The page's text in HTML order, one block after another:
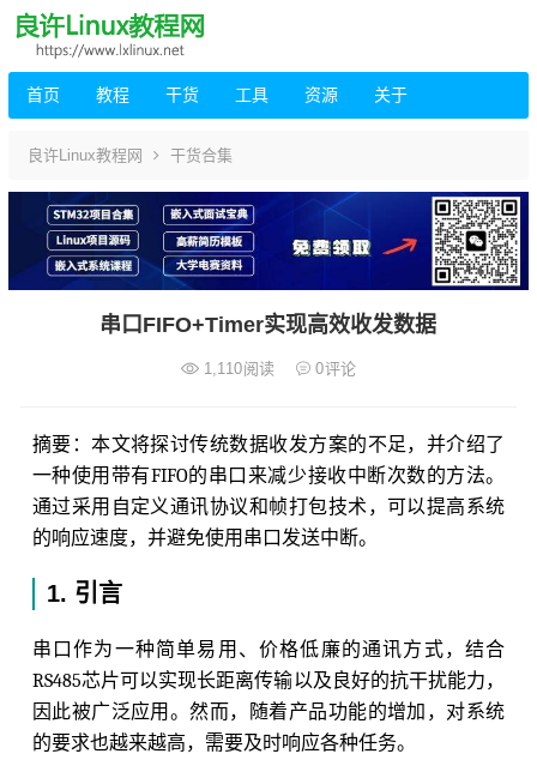
首页 教程 干货 工具 资源 关于
良许Linux教程网 干货合集
串口FIFO+Timer实现高效收发数据
1,110阅读 0评论
摘要：本文将探讨传统数据收发方案的不足，并介绍了
一种使用带有FIFO的串口来减少接收中断次数的方法。
通过采用自定义通讯协议和帧打包技术，可以提高系统
的响应速度，并避免使用串口发送中断。
1. 引言
串口作为一种简单易用、价格低廉的通讯方式，结合
RS485芯片可以实现长距离传输以及良好的抗干扰能力，
因此被广泛应用。然而，随着产品功能的增加，对系统
的要求也越来越高，需要及时响应各种任务。